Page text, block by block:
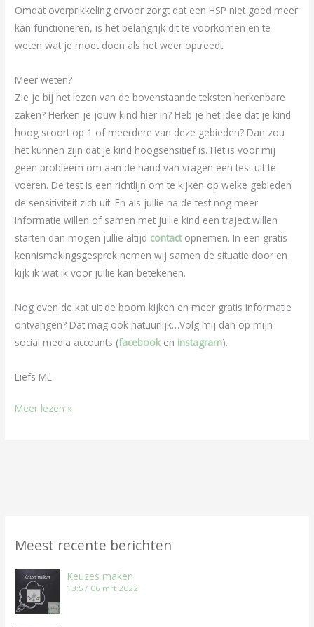
Omdat overprikkeling ervoor zorgt dat een HSP niet goed meer
kan functioneren, is het belangrijk dit te voorkomen en te
weten wat je moet doen als het weer optreedt.
Meer weten?
Zie je bij het lezen van de bovenstaande teksten herkenbare
zaken? Herken je jouw kind hier in? Heb je het idee dat je kind
hoog scoort op 1 of meerdere van deze gebieden? Dan zou
het kunnen zijn dat je kind hoogsensitief is. Het is voor mij
geen probleem om aan de hand van vragen een test uit te
voeren. De test is een richtlijn om te kijken op welke gebieden
de sensitiviteit zich uit. En als jullie na de test nog meer
informatie willen of samen met jullie kind een traject willen
starten dan mogen jullie altijd contact opnemen. In een gratis
kennismakingsgesprek nemen wij samen de situatie door en
kijk ik wat ik voor jullie kan betekenen.
Nog even de kat uit de boom kijken en meer gratis informatie
ontvangen? Dat mag ook natuurlijk…Volg mij dan op mijn
social media accounts (facebooken instagram).
Liefs ML
Meer lezen »
Meest recente berichten
Keuzes maken
13:57 06 mrt 2022